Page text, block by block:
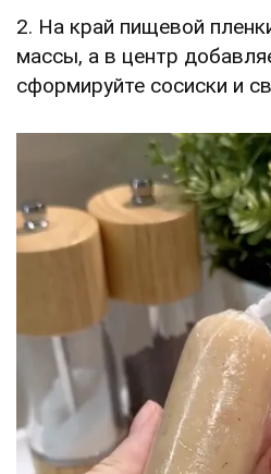
2. На край пищевой
массы, а в центр
сформируйте сосиски и